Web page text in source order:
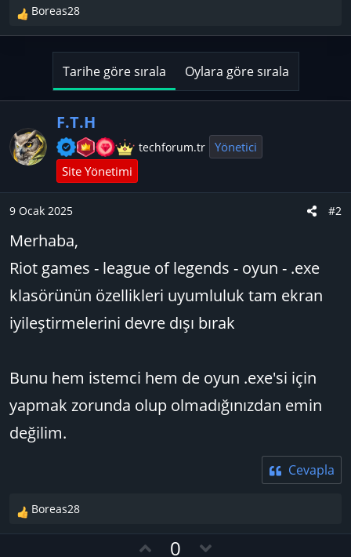
T
e
l
r
:
Boreas28
Tarihe göre sırala Oylara göre sırala
F.T.H
techforum.tr
Yönetici
Site Yönetimi
9 Ocak 2025 #2
Merhaba,
Riot games - league of legends - oyun - .exe
klasörünün özellikleri uyumluluk tam ekran
iyileştirmelerini devre dışı bırak
Bunu hem istemci hem de oyun .exe'si için
yapmak zorunda olup olmadığınızdan emin
değilim.
Cevapla
T
e
Boreas28
O0